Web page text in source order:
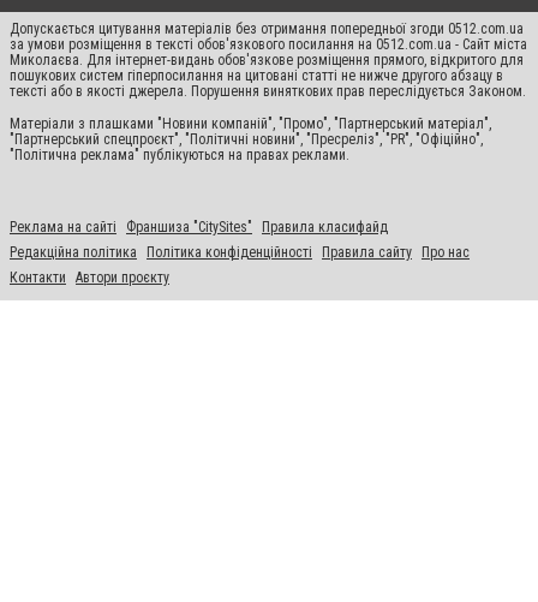
Допускається цитування матеріалів без отримання попередньої згоди 0512.com.ua
за умови розміщення в тексті обов'язкового посилання на 0512.com.ua - Сайт міста
Миколаєва. Для інтернет-видань обов'язкове розміщення прямого, відкритого для
пошукових систем гіперпосилання на цитовані статті не нижче другого абзацу в
тексті або в якості джерела. Порушення виняткових прав переслідується Законом.
Матеріали з плашками "Новини компаній", "Промо", "Партнерський матеріал",
"Партнерський спецпроєкт", "Політичні новини", "Пресреліз", "PR", "Офіційно",
"Політична реклама" публікуються на правах реклами.
Реклама на сайті Франшиза "CitySites"
Правила класифайд
Редакційна політика
Політика конфіденційності Правила сайту
Про нас
Контакти
Автори проєкту